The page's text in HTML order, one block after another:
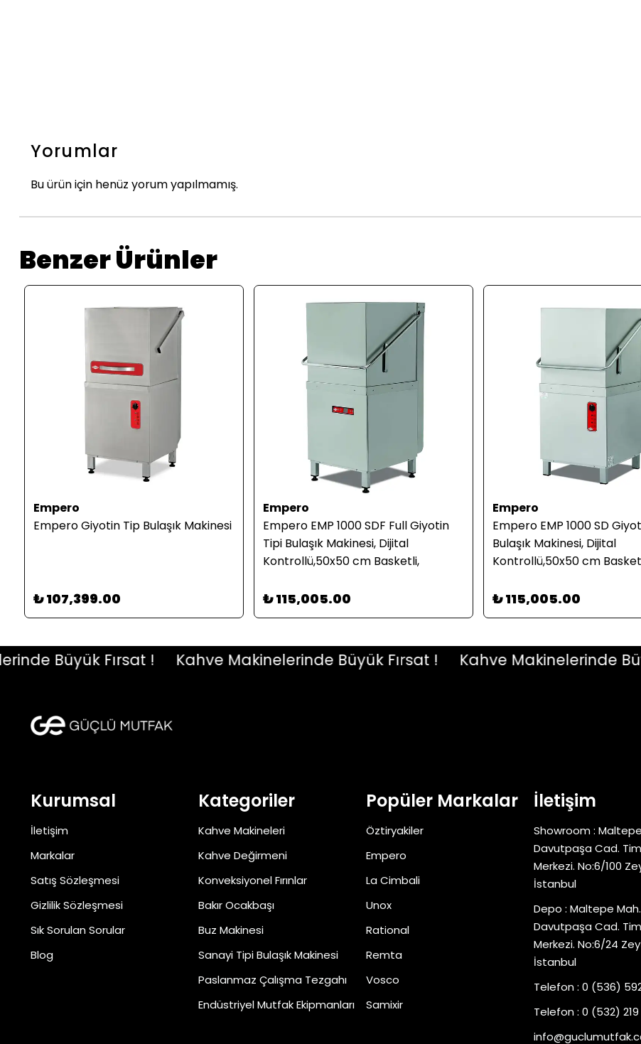
Yorumlar
Bu ürün için henüz yorum yapılmamış.
Benzer Ürünler
Empero
Empero Giyotin Tip Bulaşık Makinesi
₺ 107,399.00
Empero
Empero EMP 1000 SDF Full Giyotin
Tipi Bulaşık Makinesi, Dijital
Kontrollü,50x50 cm Basketli,
380 V
₺ 115,005.00
Empero
Empero EMP 1000 SD
Bulaşık Makinesi, Dijital
Kontrollü,50x50 cm
₺ 115,005.00
Büyük Fırsat ! Kahve Makinelerinde Büyük Fırsat ! Kahve Makinelerinde Büyük
Kurumsal
İletişim
Markalar
Satış Sözleşmesi
Gizlilik Sözleşmesi
Sık Sorulan Sorular
Blog
Kategoriler
Kahve Makineleri
Kahve Değirmeni
Konveksiyonel Fırınlar
Bakır Ocakbaşı
Buz Makinesi
Sanayi Tipi Bulaşık Makinesi
Paslanmaz Çalışma Tezgahı
Endüstriyel Mutfak Ekipmanları
Popüler Markalar
Öztiryakiler
Empero
La Cimbali
Unox
Rational
Remta
Vosco
Samixir
İletişim
Showroom :
Davutpaşa Cad. Tim
Merkezi. No:6/100
İstanbul
Depo : Maltepe Mah.
Davutpaşa Cad. Tim
Merkezi. No:6/24
İstanbul
Telefon : 0 (536)
Telefon : 0 (532) 219